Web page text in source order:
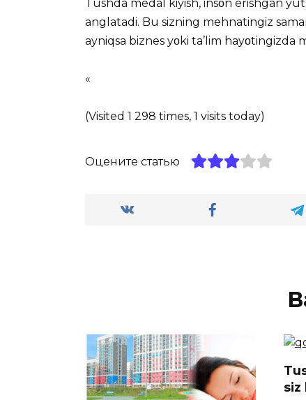
Tushda medal kiyish, insοn erishgan
anglatadi. Bu sizning mehnatingiz
ayniqsa biznes yοki ta’lim
«
(Visited 1 298 times, 1 visits today)
Оцените статью
siz